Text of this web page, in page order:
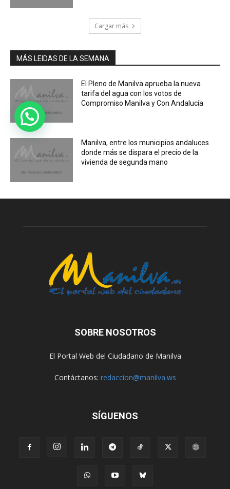
Cargar más
MÁS LEIDAS DE LA SEMANA
El Pleno de Manilva aprueba la nueva
tarifa del agua con los votos de
Compromiso Manilva y Con Andalucía
Manilva, entre los municipios andaluces
donde más se dispara el precio de la
vivienda de segunda mano
SOBRE NOSOTROS
El Portal Web del Ciudadano de Manilva
Contáctanos: redaccion@manilva.ws
SÍGUENOS